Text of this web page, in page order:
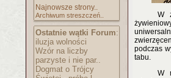
Najnowsze strony..
Archiwum streszczeń..
Ostatnie wątki Forum:
iluzja wolności
Wzór na liczby
parzyste i nie par..
Dogmat o Trójcy
W
podczas
tabu.
W